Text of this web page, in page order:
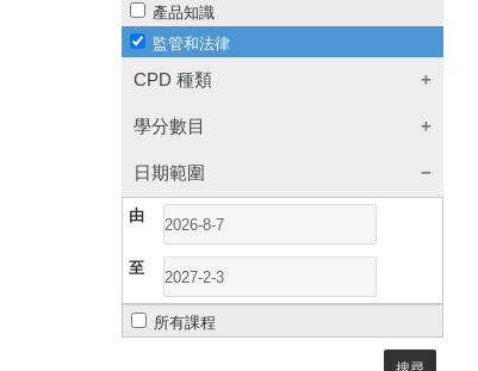
產品知識
監管和法律
CPD 種類
保監局學分
積金局核心學分
積金局非核心學分
地產代理監管局
銀行專業資歷架構
電子持續專業發展課程
學分數目
1
5
6 7 10
日期範圍
由
至
所有課程